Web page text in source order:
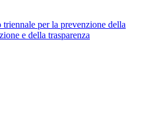
triennale per la prevenzione della
e della trasparenza